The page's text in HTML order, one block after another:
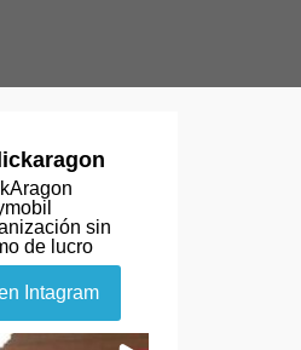
sin
de lucro
Intagram